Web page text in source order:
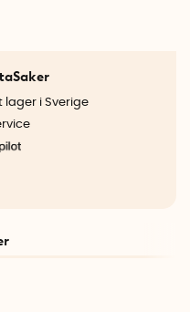
lager i Sverige